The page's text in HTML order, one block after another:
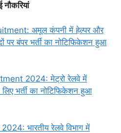
नौकरियां
अमूल कंपनी में हेल्पर और
पर बंपर भर्ती का नोटिफिकेशन हुआ
2024: मेट्रो रेलवे में
लिए भर्ती का नोटिफिकेशन हुआ
भारतीय रेलवे विभाग में